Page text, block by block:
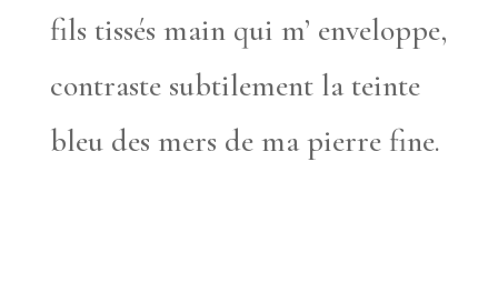
fils tissés main qui m’ enveloppe,
contraste subtilement la teinte
bleu des mers de ma pierre fine.